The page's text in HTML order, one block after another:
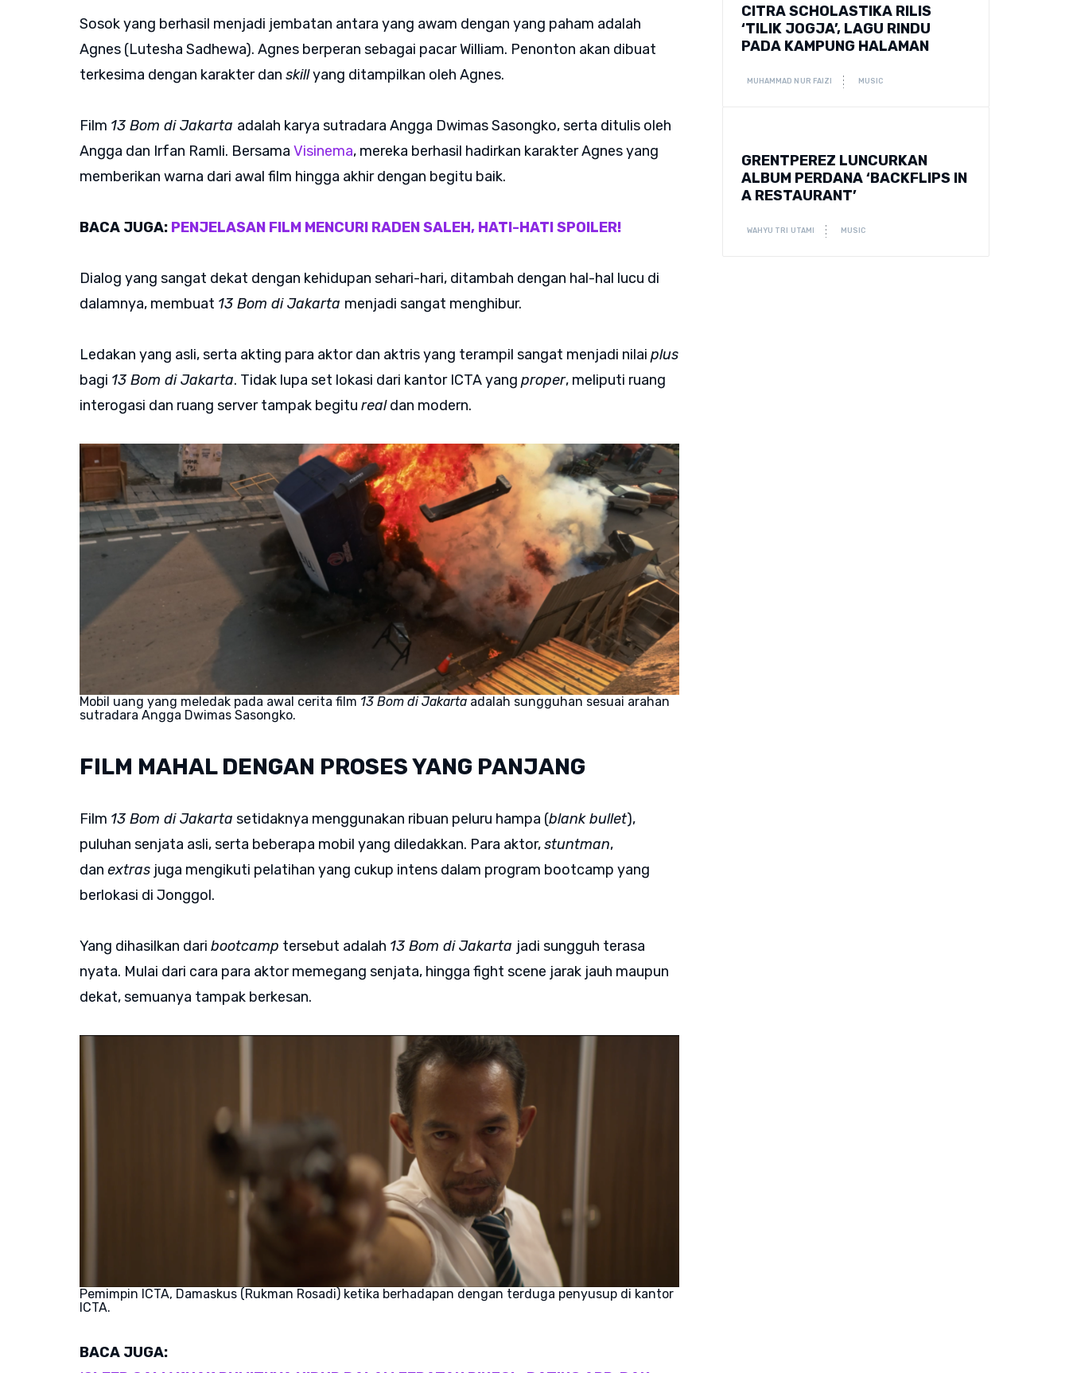
Sosok yang berhasil menjadi jembatan antara yang awam dengan yang paham adalah
Agnes (Lutesha Sadhewa). Agnes berperan sebagai pacar William. Penonton akan dibuat
terkesima dengan karakter dan skillyang ditampilkan oleh Agnes.
Film 13 Bom di Jakarta adalah karya sutradara Angga Dwimas Sasongko, serta ditulis oleh
Angga dan Irfan Ramli. Bersama Visinema, mereka berhasil hadirkan karakter Agnes yang
memberikan warna dari awal film hingga akhir dengan begitu baik.
BACA JUGA: PENJELASAN FILM MENCURI RADEN SALEH, HATI-HATI SPOILER!
Dialog yang sangat dekat dengan kehidupan sehari-hari, ditambah dengan hal-hal lucu di
dalamnya, membuat 13 Bom di Jakarta menjadi sangat menghibur.
Ledakan yang asli, serta akting para aktor dan aktris yang terampil sangat menjadi nilai plus
bagi 13 Bom di Jakarta. Tidak lupa set lokasi dari kantor ICTA yang proper, meliputi ruang
interogasi dan ruang server tampak begitu realdan modern.
Mobil uang yang meledak pada awal cerita film 13 Bom di Jakarta adalah sungguhan sesuai arahan
sutradara Angga Dwimas Sasongko.
FILM MAHAL DENGAN PROSES YANG PANJANG
Film 13 Bom di Jakarta setidaknya menggunakan ribuan peluru hampa (blank bullet),
puluhan senjata asli, serta beberapa mobil yang diledakkan. Para aktor,stuntman,
dan extras juga mengikuti pelatihan yang cukup intens dalam program bootcamp yang
berlokasi di Jonggol.
Yang dihasilkan dari bootcamp tersebut adalah 13 Bom di Jakarta jadi sungguh terasa
nyata. Mulai dari cara para aktor memegang senjata, hingga fight scene jarak jauh maupun
dekat, semuanya tampak berkesan.
Pemimpin ICTA, Damaskus (Rukman Rosadi) ketika berhadapan dengan terduga penyusup di kantor
ICTA.
BACA JUGA:
CITRA SCHOLASTIKA RILIS
‘TILIK JOGJA’, LAGU RINDU
PADA KAMPUNG HALAMAN
MUHAMMAD NUR FAIZI MUSIC
GRENTPEREZ LUNCURKAN
ALBUM PERDANA ‘BACKFLIPS IN
A RESTAURANT’
WAHYU TRI UTAMI MUSIC